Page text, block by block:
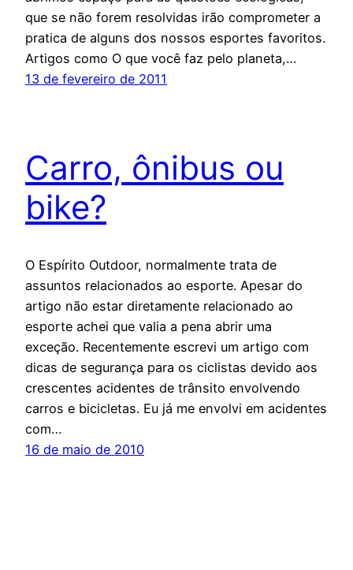
que se não forem resolvidas irão comprometer a
pratica de alguns dos nossos esportes favoritos.
Artigos como O que você faz pelo planeta,…
13 de fevereiro de 2011
Carro, ônibus ou
bike?
O Espírito Outdoor, normalmente trata de
assuntos relacionados ao esporte. Apesar do
artigo não estar diretamente relacionado ao
esporte achei que valia a pena abrir uma
exceção. Recentemente escrevi um artigo com
dicas de segurança para os ciclistas devido aos
crescentes acidentes de trânsito envolvendo
carros e bicicletas. Eu já me envolvi em acidentes
com…
16 de maio de 2010